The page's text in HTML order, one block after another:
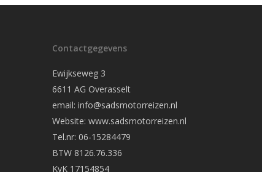
Contactgegevens
Ewijkseweg 3
6611 AG Overasselt
email: info@sadsmotorreizen.nl
Website: www.sadsmotorreizen.nl
Tel.nr: 06-15284479
BTW 8126.76.336
KvK 17154854